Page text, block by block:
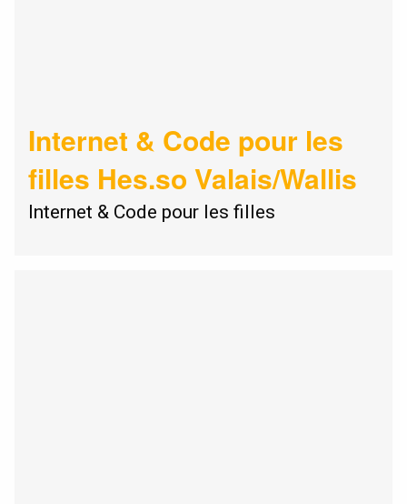
Internet & Code pour les
filles Hes.so Valais/Wallis
Internet & Code pour les filles